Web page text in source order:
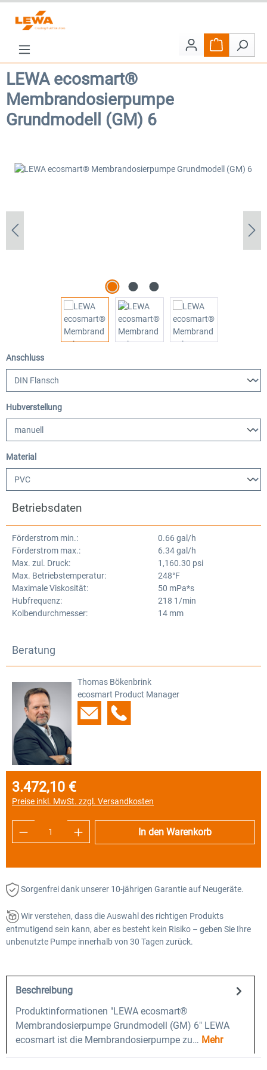
Zum Hauptinhalt springen
Warenkorb
LEWA ecosmart®
Membrandosierpumpe
Grundmodell (GM) 6
Bildergalerie überspringen
Anschlussauswählen
Hubverstellungauswählen
Materialauswählen
Betriebsdaten
Förderstrom min.:
Förderstrom max.:
Max. zul. Druck:
Max. Betriebstemperatur:
Maximale Viskosität:
Hubfrequenz:
Kolbendurchmesser:
0.66 gal/h
6.34 gal/h
1,160.30 psi
248°F
50 mPa*s
218 1/min
14 mm
Beratung
Thomas Bökenbrink
ecosmart Product Manager
Regulärer Preis:
3.472,10 €
Preise inkl. MwSt. zzgl. Versandkosten
Produkt Anzahl: Gib den gewünschten
In den Warenkorb
Sorgenfrei dank unserer 10-jährigen Garantie auf Neugeräte.
Wir verstehen, dass die Auswahl des richtigen Produkts
entmutigend sein kann, aber es besteht kein Risiko – geben Sie Ihre
unbenutzte Pumpe innerhalb von 30 Tagen zurück.
Beschreibung
Produktinformationen "LEWA ecosmart®
Membrandosierpumpe Grundmodell (GM) 6" LEWA
ecosmart ist die Membrandosierpumpe zu… Mehr